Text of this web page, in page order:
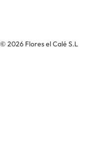
© 2026 Flores el Calé S.L